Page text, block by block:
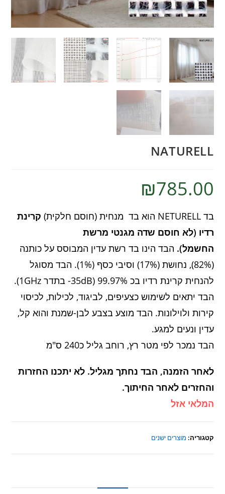
NATURELL
₪785.00
בד NETURELL הוא בד מנחית (חוסם חלקית)
קרינת
רדיו (לא חוסם שדה מגנטי מרשת
החשמל). הבד הינו בד רשת עדין המבוסס על כותנה
(82%), נחושת (17%) וסיבי כסף (1%). הבד מסוגל
להנחית קרינת רדיו בכ 99.97% (35dB- בתדר 1GHz).
הבד יתאים לשימוש כצעיפים, לביגוד, לכילות, לכיסוי
קירות ולוילונות. הבד מוצע בצבע לבן-שמנת והוא קל,
עדין ונעים למגע.
הבד נמכר לפי מטר רץ, רוחב גליל כ240 ס"מ
לאחר הזמנה, הבד נחתך מגליל. לא יתכנו החזרות
והחזרים לאחר החיתוך.
המלאי אזל
קטגוריה: מוצרים ישנים